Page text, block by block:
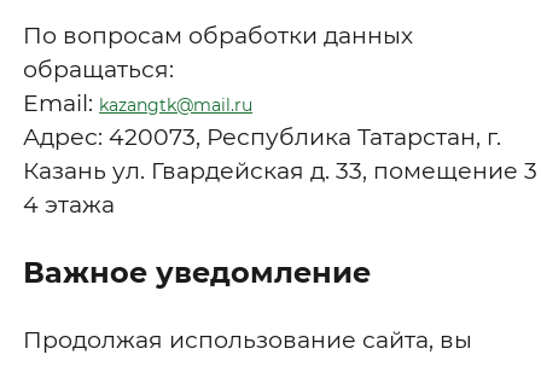
По вопросам обработки данных
обращаться:
Email: kazangtk@mail.ru
Адрес: 420073, Республика Татарстан, г.
Казань ул. Гвардейская д. 33, помещение 3
4 этажа
Важное уведомление
Продолжая использование сайта, вы